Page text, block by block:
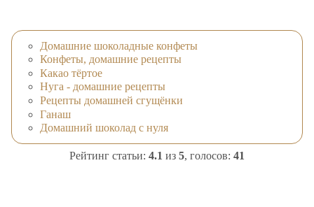
Домашние шоколадные конфеты
Конфеты, домашние рецепты
Какао тёртое
Нуга - домашние рецепты
Рецепты домашней сгущёнки
Ганаш
Домашний шоколад с нуля
Рейтинг статьи: 4.1 из 5, голосов: 41